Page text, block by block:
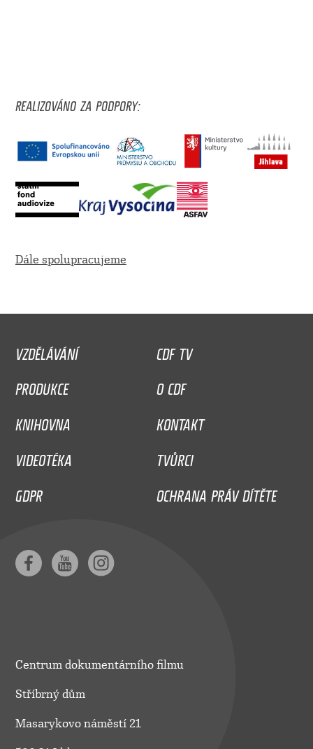
REALIZOVÁNO ZA PODPORY:
Dále spolupracujeme
VZDĚLÁVÁNÍ
CDF TV
PRODUKCE
O CDF
KNIHOVNA
KONTAKT
VIDEOTÉKA
TVŮRCI
GDPR
OCHRANA PRÁV DÍTĚTE
Centrum dokumentárního filmu
Stříbrný dům
Masarykovo náměstí 21